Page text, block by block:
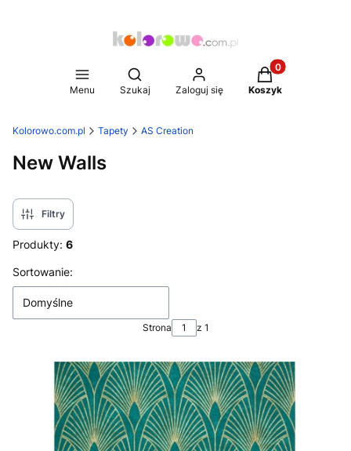
Menu
Otwórz wyszukiwarkę
Szukaj Zaloguj się
Produkty w
Koszyk
Kolorowo.com.pl Tapety AS Creation
New Walls
Filtry
Produkty: 6
Lista produktów
Sortowanie:
Domyślne
Strona z 1